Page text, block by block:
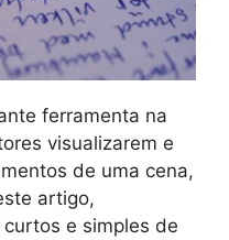
ferramenta na
visualizarem e
de uma cena,
artigo,
e simples de